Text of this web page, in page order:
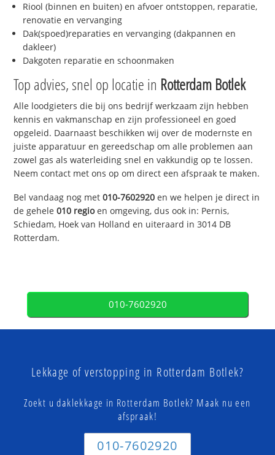
Riool (binnen en buiten) en afvoer ontstoppen, reparatie,
renovatie en vervanging
Dak(spoed)reparaties en vervanging (dakpannen en
dakleer)
Dakgoten reparatie en schoonmaken
Top advies, snel op locatie in Rotterdam Botlek
Alle loodgieters die bij ons bedrijf werkzaam zijn hebben
kennis en vakmanschap en zijn professioneel en goed
opgeleid. Daarnaast beschikken wij over de modernste en
juiste apparatuur en gereedschap om alle problemen aan
zowel gas als waterleiding snel en vakkundig op te lossen.
Neem contact met ons op om direct een afspraak te maken.
Bel vandaag nog met010-7602920 en we helpen je direct in
de gehele010 regioen omgeving, dus ook in: Pernis,
Schiedam, Hoek van Holland en uiteraard in 3014 DB
Rotterdam.
010-7602920
Lekkage of verstopping in Rotterdam Botlek?
Zoekt u daklekkage in Rotterdam Botlek? Maak nu een
afspraak!
010-7602920